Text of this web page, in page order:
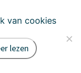
van cookies
lezen